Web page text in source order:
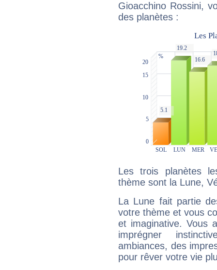
Gioacchino Rossini,
des planètes :
Les trois planètes
thème sont la Lune,
La Lune fait partie
votre thème et vous
et imaginative. Vous
imprégner
ambiances, des
pour rêver votre vie